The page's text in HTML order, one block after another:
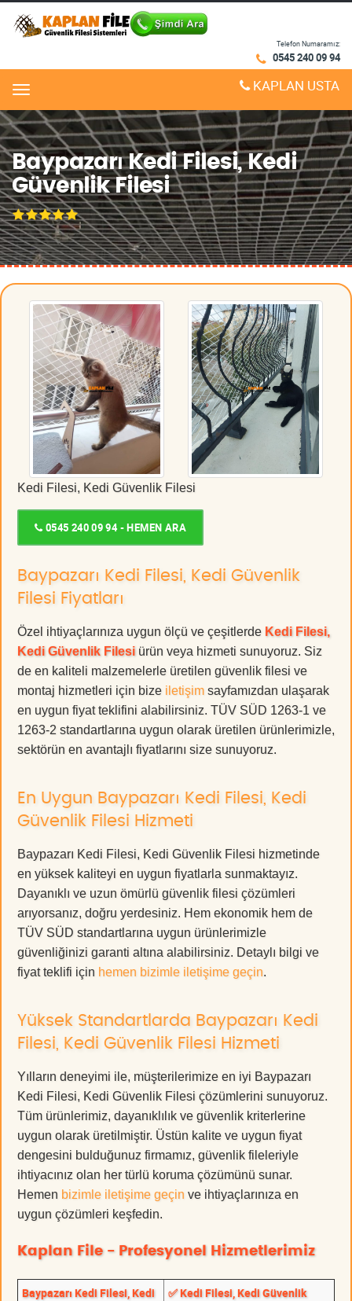
Telefon Numaramız:
0545 240 09 94
Menu KAPLAN USTA
Baypazarı Kedi Filesi, Kedi
Güvenlik Filesi
Kedi Filesi, Kedi Güvenlik Filesi
0545 240 09 94 - HEMEN ARA
Baypazarı Kedi Filesi, Kedi Güvenlik
Filesi Fiyatları
Özel ihtiyaçlarınıza uygun ölçü ve çeşitlerde Kedi Filesi,
Kedi Güvenlik Filesi ürün veya hizmeti sunuyoruz. Siz
de en kaliteli malzemelerle üretilen güvenlik filesi ve
montaj hizmetleri için bize iletişim sayfamızdan ulaşarak
en uygun fiyat teklifini alabilirsiniz. TÜV SÜD 1263-1 ve
1263-2 standartlarına uygun olarak üretilen ürünlerimizle,
sektörün en avantajlı fiyatlarını size sunuyoruz.
En Uygun Baypazarı Kedi Filesi, Kedi
Güvenlik Filesi Hizmeti
Baypazarı Kedi Filesi, Kedi Güvenlik Filesi hizmetinde
en yüksek kaliteyi en uygun fiyatlarla sunmaktayız.
Dayanıklı ve uzun ömürlü güvenlik filesi çözümleri
arıyorsanız, doğru yerdesiniz. Hem ekonomik hem de
TÜV SÜD standartlarına uygun ürünlerimizle
güvenliğinizi garanti altına alabilirsiniz. Detaylı bilgi ve
fiyat teklifi için hemen bizimle iletişime geçin.
Yüksek Standartlarda Baypazarı Kedi
Filesi, Kedi Güvenlik Filesi Hizmeti
Yılların deneyimi ile, müşterilerimize en iyi Baypazarı
Kedi Filesi, Kedi Güvenlik Filesi çözümlerini sunuyoruz.
Tüm ürünlerimiz, dayanıklılık ve güvenlik kriterlerine
uygun olarak üretilmiştir. Üstün kalite ve uygun fiyat
dengesini bulduğunuz firmamız, güvenlik fileleriyle
ihtiyacınız olan her türlü koruma çözümünü sunar.
Hemen bizimle iletişime geçin ve ihtiyaçlarınıza en
uygun çözümleri keşfedin.
Kaplan File - Profesyonel Hizmetlerimiz
Baypazarı Kedi Filesi, Kedi
✅ Kedi Filesi, Kedi Güvenlik